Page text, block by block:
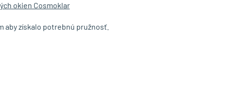
okien Cosmoklar
získalo potrebnú pružnosť.